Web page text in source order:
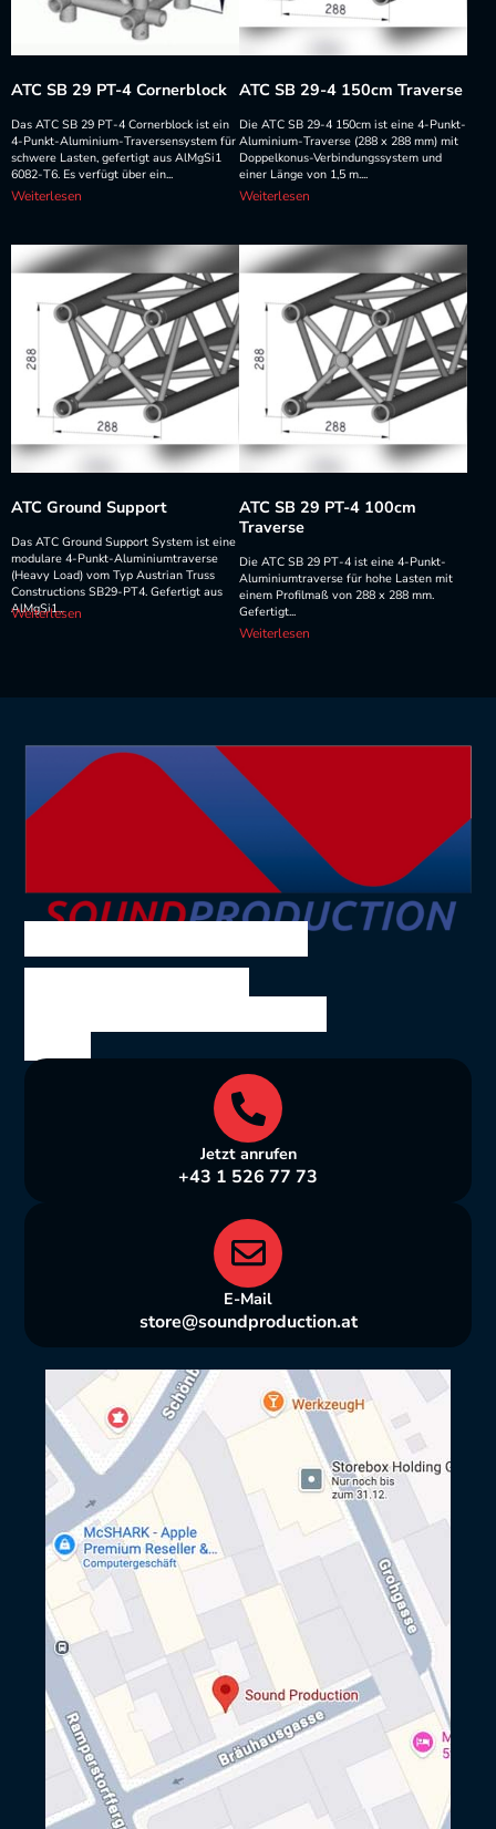
ATC SB 29 PT-4 Cornerblock
Das ATC SB 29 PT-4 Cornerblock ist ein
4-Punkt-Aluminium-Traversensystem für
schwere Lasten, gefertigt aus AlMgSi1
6082-T6. Es verfügt über ein...
Weiterlesen
ATC SB 29-4 150cm Traverse
Die ATC SB 29-4 150cm ist eine 4-Punkt-
Aluminium-Traverse (288 x 288 mm) mit
Doppelkonus-Verbindungssystem und
einer Länge von 1,5 m....
Weiterlesen
ATC Ground Support
Das ATC Ground Support System ist eine
modulare 4-Punkt-Aluminiumtraverse
(Heavy Load) vom Typ Austrian Truss
Constructions SB29-PT4. Gefertigt aus
AlMgSi1...
Weiterlesen
ATC SB 29 PT-4 100cm
Traverse
Die ATC SB 29 PT-4 ist eine 4-Punkt-
Aluminiumtraverse für hohe Lasten mit
einem Profilmaß von 288 x 288 mm.
Gefertigt...
Weiterlesen
SOUND PRODUCTION
Wien
Jetzt anrufen
+43 1 526 77 73
E-Mail
store@soundproduction.at